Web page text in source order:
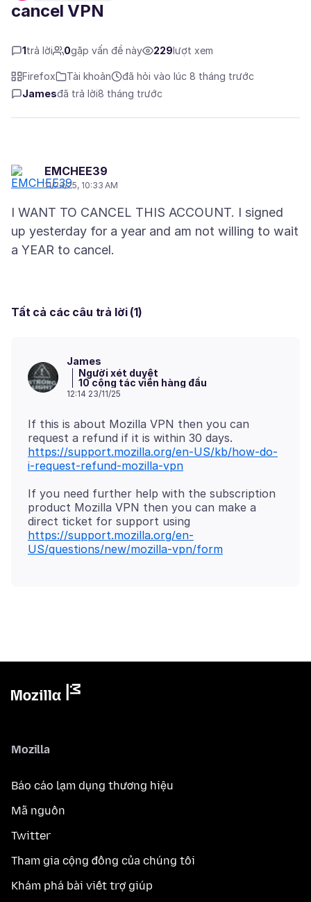
cancel VPN
1trả lời 0gặp vấn đề này 229lượt xem
Firefox Tài khoản
đã hỏi vào lúc 8 tháng trước
Jamesđã trả lời8 tháng trước
EMCHEE39
11/23/25, 10:33 AM
I WANT TO CANCEL THIS ACCOUNT. I signed
up yesterday for a year and am not willing to wait
Tất cả các câu trả lời (1)
James
Người xét duyệt
10 cộng tác viên hàng đầu
12:14 23/11/25
If this is about Mozilla VPN then you can
https://support.mozilla.org/en-US/kb/how-do-
i-request-refund-mozilla-vpn
If you need further help with the subscription
product Mozilla VPN then you can make a
direct ticket for support using
https://support.mozilla.org/en-
US/questions/new/mozilla-vpn/form
Mozilla
Báo cáo lạm dụng thương hiệu
Mã nguồn
Twitter
Tham gia cộng đồng của chúng tôi
Khám phá bài viết trợ giúp